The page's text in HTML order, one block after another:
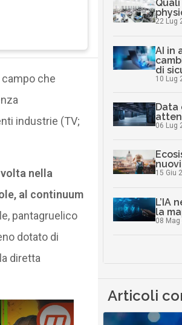
che
industrie (TV;
nella
al continuum
pantagruelico
dotato di
diretta
22 Lug
AI in
di
10 Lug
Data
06 Lug
15 Giu
L’IA
la
08 Mag
Articoli